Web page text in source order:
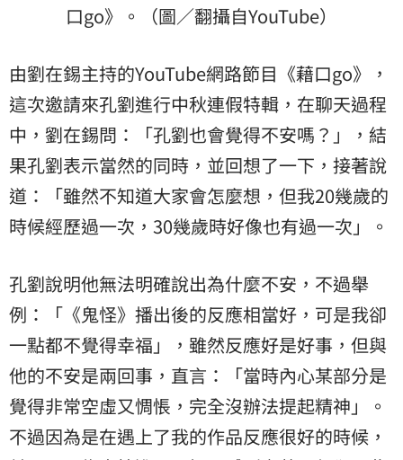
口go》。（圖／翻攝自YouTube）
由劉在錫主持的YouTube網路節目《藉口go》，
這次邀請來孔劉進行中秋連假特輯，在聊天過程
中，劉在錫問：「孔劉也會覺得不安嗎？」，結
果孔劉表示當然的同時，並回想了一下，接著說
道：「雖然不知道大家會怎麼想，但我20幾歲的
時候經歷過一次，30幾歲時好像也有過一次」。
孔劉說明他無法明確說出為什麼不安，不過舉
例：「《鬼怪》播出後的反應相當好，可是我卻
一點都不覺得幸福」，雖然反應好是好事，但與
他的不安是兩回事，直言：「當時內心某部分是
覺得非常空虛又惆悵，完全沒辦法提起精神」。
不過因為是在遇上了我的作品反應很好的時候，